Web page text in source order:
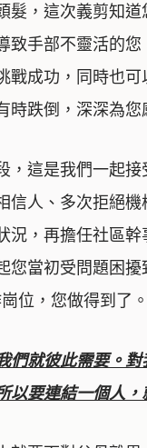
，這次義剪知
致手部不靈活的
成功，同時也
跌倒，深深為您
這是我們一起
信人、多次拒絕
況，再擔任社區
您當初受問題困
位，您做得到了。
們就彼此需要。對
以要連結一個人